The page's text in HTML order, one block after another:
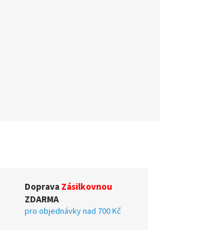
DopravaZásilkovnou
ZDARMA
pro objednávky nad 700 Kč